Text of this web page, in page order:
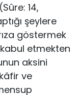
14,
şeylere
göstermek
kabul etmekten
aksini
ve